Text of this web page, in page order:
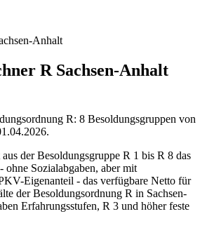
Anhalt
R Sachsen-Anhalt
R: 8 Besoldungsgruppen von
der Besoldungsgruppe R 1 bis R 8 das
Sozialabgaben, aber mit
Eigenanteil - das verfügbare Netto für
der Besoldungsordnung R in Sachsen-
Erfahrungsstufen, R 3 und höher feste